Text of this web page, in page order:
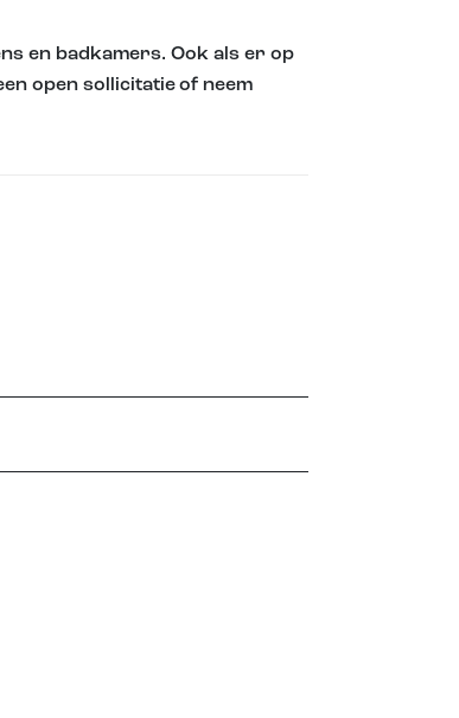
en badkamers. Ook als er op
open sollicitatie of neem